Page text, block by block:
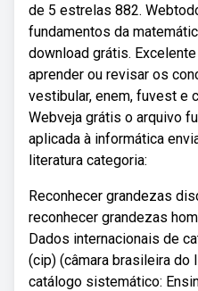
de 5 estrelas 882.
fundamentos da
download grátis.
aprender ou revisar os
vestibular, enem, fuvest e
Webveja grátis o arquivo
aplicada à informática
literatura categoria:
Reconhecer grandezas
reconhecer grandezas
Dados internacionais de
(cip) (câmara brasileira do
catálogo sistemático: